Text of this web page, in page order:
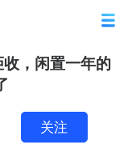
收，闲置一年的
关注